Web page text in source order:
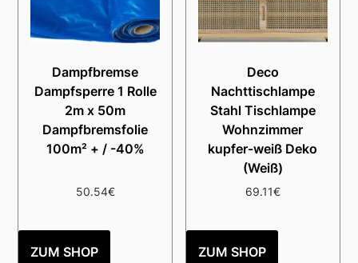
Dampfbremse
Dampfsperre 1 Rolle
2m x 50m
Dampfbremsfolie
100m² + / -40%
50.54€
ZUM SHOP
Deco
Nachttischlampe
Stahl Tischlampe
Wohnzimmer
kupfer-weiß Deko
(Weiß)
69.11€
ZUM SHOP